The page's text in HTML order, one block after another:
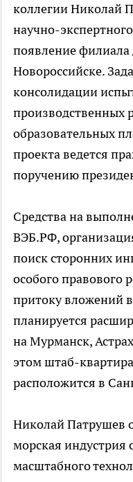
коллегии Николай
научно-
появление филиала
Новороссийске.
консолидации
производственных
образовательных
проекта ведется
поручению
Средства на
ВЭБ.РФ,
поиск сторонних
особого правового
притоку вложений
планируется
на Мурманск,
этом штаб-
расположится в
Николай Патрушев
морская индустрия
масштабного